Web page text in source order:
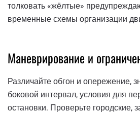
толковать «жёлтые»
временные схемы организации
Маневрирование и
Различайте обгон и опережение,
боковой интервал, условия для
остановки. Проверьте городские,